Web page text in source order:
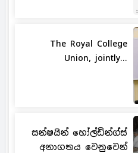
The Royal College
Union, jointly...
සන්ෂයින් හෝල්ඩින්ග්ස්
අනාගතය වෙනුවෙන්